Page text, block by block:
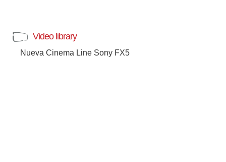
Video library
Nueva Cinema Line Sony FX5